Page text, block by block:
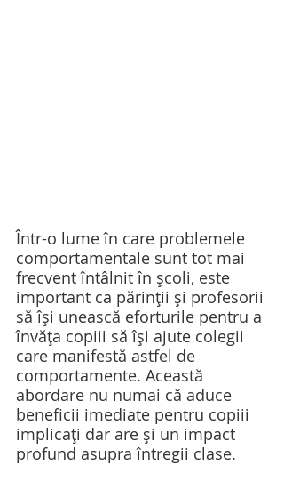
Într-o lume în care problemele
comportamentale sunt tot mai
frecvent întâlnit în școli, este
important ca părinții și profesorii
să își unească eforturile pentru a
învăța copiii să își ajute colegii
care manifestă astfel de
comportamente. Această
abordare nu numai că aduce
beneficii imediate pentru copiii
implicați dar are și un impact
profund asupra întregii clase.